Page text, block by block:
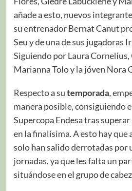
añade a esto, nuevos
su entrenador Bernat Canut
Seu y de una de sus jugadoras
Siguiendo por Laura
Marianna Tolo y la jóven Nora
Respecto a sutemporada,
manera posible, consiguiendo
Supercopa Endesa tras
en la finalísima. A esto hay que
solo han salido derrotadas por
jornadas, ya que les falta un
situándose en el grupo de